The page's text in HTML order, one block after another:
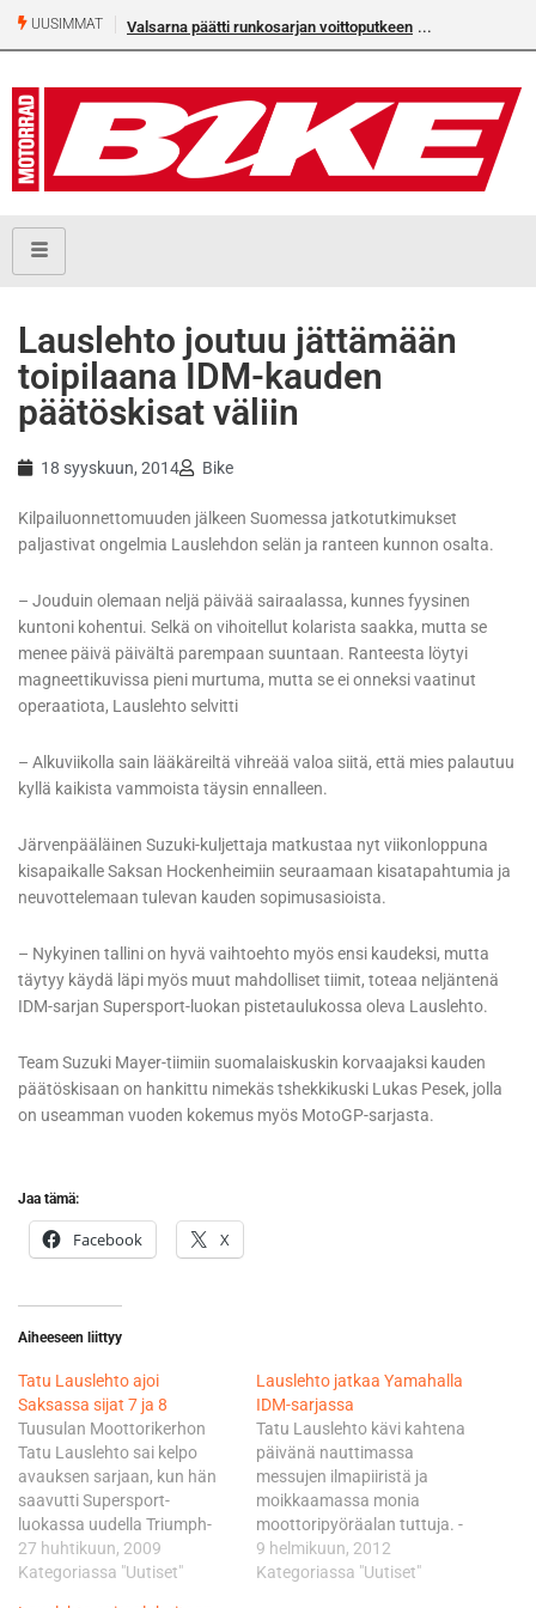
UUSIMMAT Valsarna päätti runkosarjan voittoputkeen
Lauslehto joutuu jättämään
toipilaana IDM-kauden
päätöskisat väliin
18 syyskuun, 2014 Bike
Kilpailuonnettomuuden jälkeen Suomessa jatkotutkimukset
paljastivat ongelmia Lauslehdon selän ja ranteen kunnon osalta.
– Jouduin olemaan neljä päivää sairaalassa, kunnes fyysinen
kuntoni kohentui. Selkä on vihoitellut kolarista saakka, mutta se
menee päivä päivältä parempaan suuntaan. Ranteesta löytyi
magneettikuvissa pieni murtuma, mutta se ei onneksi vaatinut
operaatiota, Lauslehto selvitti
– Alkuviikolla sain lääkäreiltä vihreää valoa siitä, että mies palautuu
kyllä kaikista vammoista täysin ennalleen.
Järvenpääläinen Suzuki-kuljettaja matkustaa nyt viikonloppuna
kisapaikalle Saksan Hockenheimiin seuraamaan kisatapahtumia ja
neuvottelemaan tulevan kauden sopimusasioista.
– Nykyinen tallini on hyvä vaihtoehto myös ensi kaudeksi, mutta
täytyy käydä läpi myös muut mahdolliset tiimit, toteaa neljäntenä
IDM-sarjan Supersport-luokan pistetaulukossa oleva Lauslehto.
Team Suzuki Mayer-tiimiin suomalaiskuskin korvaajaksi kauden
päätöskisaan on hankittu nimekäs tshekkikuski Lukas Pesek, jolla
on useamman vuoden kokemus myös MotoGP-sarjasta.
Jaa tämä:
Facebook X
Aiheeseen liittyy
Tatu Lauslehto ajoi
Saksassa sijat 7 ja 8
Tuusulan Moottorikerhon
Tatu Lauslehto sai kelpo
avauksen sarjaan, kun hän
saavutti Supersport-
luokassa uudella Triumph-
pyörällä eräsijoitukset 7 ja 8,
kun viivalla oli yhteensä yli
27 huhtikuun, 2009
Kategoriassa "Uutiset"
Lauslehto jatkaa Yamahalla
IDM-sarjassa
Tatu Lauslehto kävi kahtena
päivänä nauttimassa
messujen ilmapiiristä ja
moikkaamassa monia
moottoripyöräalan tuttuja. -
Uusi kausi oikeastaan alkaa
aina näiltä messuilta
9 helmikuun, 2012
Kategoriassa "Uutiset"